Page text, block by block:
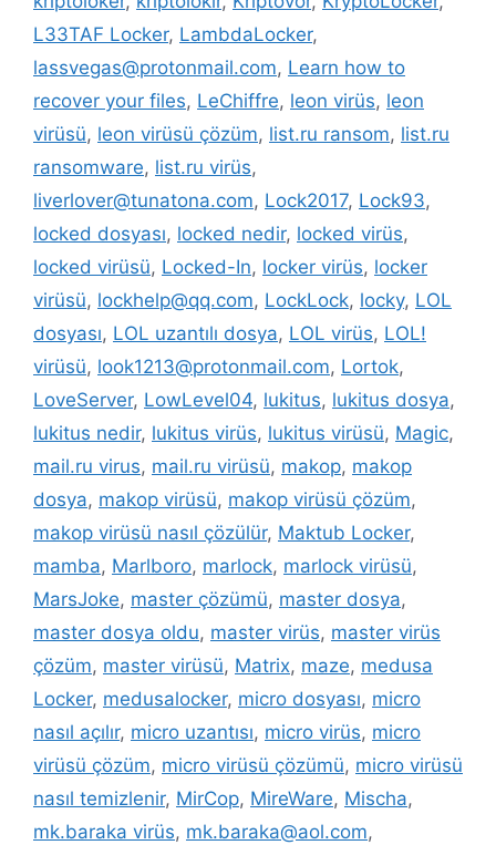
L33TAF Locker, LambdaLocker,
lassvegas@protonmail.com, Learn how to
recover your files, LeChiffre, leon virüs, leon
virüsü, leon virüsü çözüm, list.ru ransom, list.ru
ransomware, list.ru virüs,
liverlover@tunatona.com, Lock2017, Lock93,
locked dosyası, locked nedir, locked virüs,
locked virüsü, Locked-In, locker virüs, locker
virüsü, lockhelp@qq.com, LockLock, locky, LOL
dosyası, LOL uzantılı dosya, LOL virüs, LOL!
virüsü, look1213@protonmail.com, Lortok,
LoveServer, LowLevel04, lukitus, lukitus dosya,
lukitus nedir, lukitus virüs, lukitus virüsü, Magic,
mail.ru virus, mail.ru virüsü, makop, makop
dosya, makop virüsü, makop virüsü çözüm,
makop virüsü nasıl çözülür, Maktub Locker,
mamba, Marlboro, marlock, marlock virüsü,
MarsJoke, master çözümü, master dosya,
master dosya oldu, master virüs, master virüs
çözüm, master virüsü, Matrix, maze, medusa
Locker, medusalocker, micro dosyası, micro
nasıl açılır, micro uzantısı, micro virüs, micro
virüsü çözüm, micro virüsü çözümü, micro virüsü
nasıl temizlenir, MirCop, MireWare, Mischa,
mk.baraka virüs, mk.baraka@aol.com,